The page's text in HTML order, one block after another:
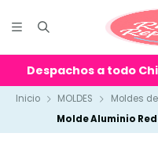
Despachos a todo
Inicio MOLDES Moldes
Molde Aluminio